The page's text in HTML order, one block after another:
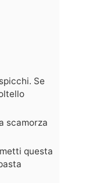
Se
scamorza
questa